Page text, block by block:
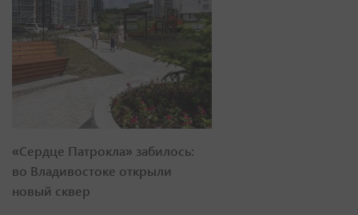
«Сердце Патрокла» забилось:
во Владивостоке открыли
новый сквер